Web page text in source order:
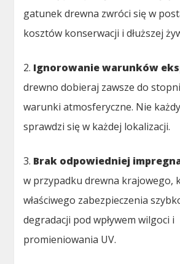
gatunek drewna zwróci się w
kosztów konserwacji i dłuższej
2. Ignorowanie warunków
drewno dobieraj zawsze do
warunki atmosferyczne. Nie
sprawdzi się w każdej lokalizacji.
3. Brak odpowiedniej
w przypadku drewna krajowego,
właściwego zabezpieczenia
degradacji pod wpływem wilgoci i
promieniowania UV.